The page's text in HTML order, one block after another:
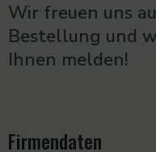
Wir freuen uns
Bestellung und
Ihnen melden!
Firmendaten